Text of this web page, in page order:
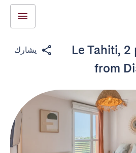
Le Tahiti, 2
from
يشارك